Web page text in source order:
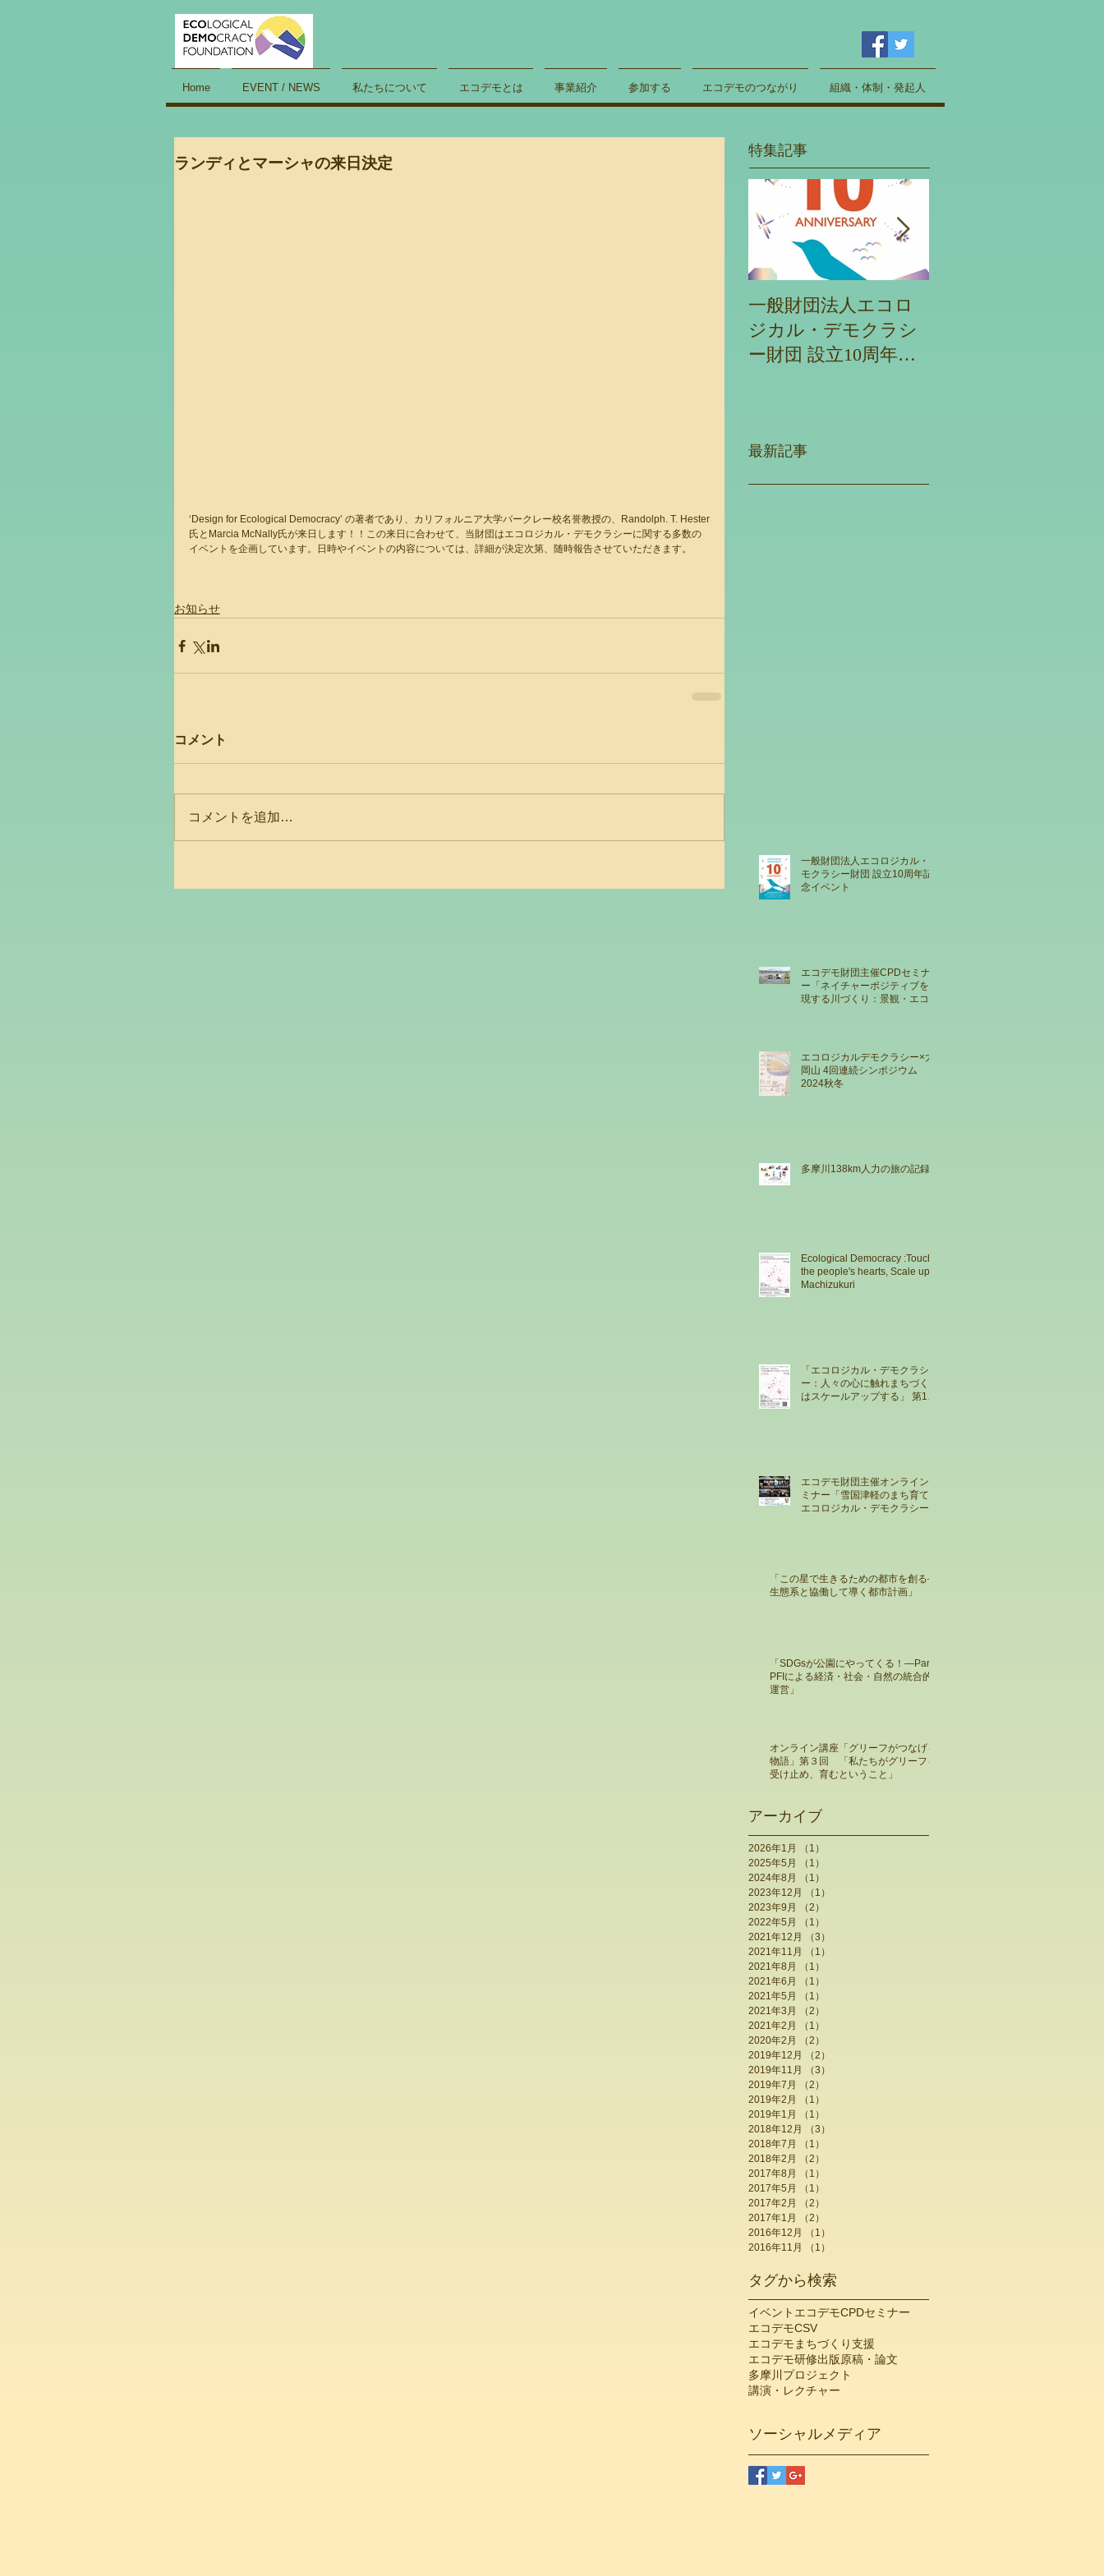
Home EVENT / NEWS 私たちについて エコデモとは 事業紹介 参加する エコデモのつながり 組織・体制・発起人
ランディとマーシャの来日決定
‘Design for Ecological Democracy’ の著者であり、カリフォルニア大学バークレー校名誉教授の、Randolph. T. Hester
氏とMarcia McNally氏が来日します！！この来日に合わせて、当財団はエコロジカル・デモクラシーに関する多数の
イベントを企画しています。日時やイベントの内容については、詳細が決定次第、随時報告させていただきます。
お知らせ
コメント
コメントを追加…
特集記事
一般財団法人エコロ
ジカル・デモクラシ
ー財団 設立10周年記
最新記事
一般財団法人エコロジカル・デ
モクラシー財団 設立10周年記
念イベント
エコデモ財団主催CPDセミナ
ー「ネイチャーポジティブを実
現する川づくり：景観・エコロ
エコロジカルデモクラシー×大
岡山 4回連続シンポジウム
2024秋冬
多摩川138km人力の旅の記録
Ecological Democracy :Touch
the people's hearts, Scale up
Machizukuri
「エコロジカル・デモクラシ
ー：人々の心に触れまちづくり
はスケールアップする」 第12
エコデモ財団主催オンラインセ
ミナー「雪国津軽のまち育て×
エコロジカル・デモクラシー:
「この星で生きるための都市を創る―
生態系と協働して導く都市計画」
「SDGsが公園にやってくる！―Park-
PFIによる経済・社会・自然の統合的
運営」
オンライン講座「グリーフがつなげる
物語」第３回 「私たちがグリーフを
受け止め、育むということ」
アーカイブ
2026年1月 （1）
2025年5月
（1）
2024年8月
（1）
2023年12月
（1）
2023年9月
（2）
2022年5月
（1）
2021年12月
（3）
2021年11月
（1）
2021年8月
（1）
2021年6月
（1）
2021年5月
（1）
2021年3月
（2）
2021年2月
（1）
2020年2月
（2）
2019年12月
（2）
2019年11月
（3）
2019年7月
（2）
2019年2月
（1）
2019年1月
（1）
2018年12月
（3）
2018年7月
（1）
2018年2月
（2）
2017年8月
（1）
2017年5月
（1）
2017年2月
（2）
2017年1月
（2）
2016年12月
（1）
2016年11月
（1）
タグから検索
イベント エコデモCPDセミナー
エコデモCSV
エコデモまちづくり支援
エコデモ研修出版原稿・論文
多摩川プロジェクト
講演・レクチャー
ソーシャルメディア